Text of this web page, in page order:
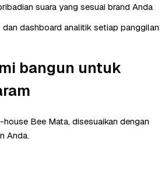
suara yang sesuai brand Anda
dan dashboard analitik setiap panggilan
bangun untuk
Bee Mata, disesuaikan dengan
Anda.